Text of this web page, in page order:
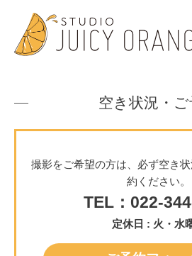
空き状況・ご
撮影をご希望の方は、必ず空き
約ください。
TEL：022-
定休日 : 火・水